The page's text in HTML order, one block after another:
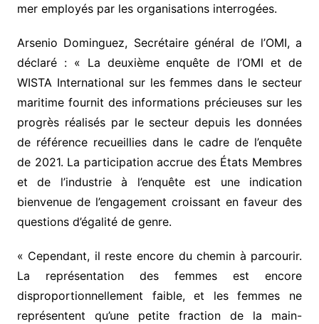
mer employés par les organisations interrogées.
Arsenio Dominguez, Secrétaire général de l’OMI, a
déclaré : « La deuxième enquête de l’OMI et de
WISTA International sur les femmes dans le secteur
maritime fournit des informations précieuses sur les
progrès réalisés par le secteur depuis les données
de référence recueillies dans le cadre de l’enquête
de 2021. La participation accrue des États Membres
et de l’industrie à l’enquête est une indication
bienvenue de l’engagement croissant en faveur des
questions d’égalité de genre.
« Cependant, il reste encore du chemin à parcourir.
La représentation des femmes est encore
disproportionnellement faible, et les femmes ne
représentent qu’une petite fraction de la main-